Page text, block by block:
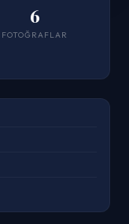
6
FOTOĞRAFLAR